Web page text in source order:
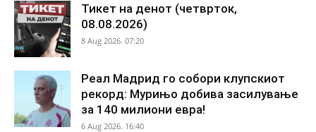
Тикет на денот (четврток,
08.08.2026)
8 Aug 2026. 07:20
Реал Мадрид го собори клупскиот
рекорд: Мурињо добива засилување
за 140 милиони евра!
6 Aug 2026. 16:40